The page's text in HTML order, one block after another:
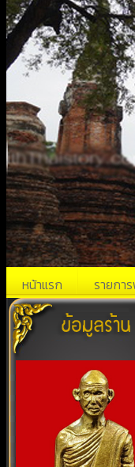
หน้าแรก รายกา